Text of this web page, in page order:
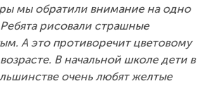
мы обратили внимание на одно
рисовали страшные
А это противоречит цветовому
В начальной школе дети в
очень любят желтые